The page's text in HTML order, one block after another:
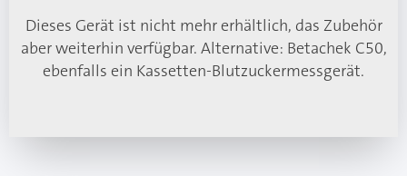
Dieses Gerät ist nicht mehr erhältlich, das Zubehör
aber weiterhin verfügbar. Alternative: Betachek C50,
ebenfalls ein Kassetten-Blutzuckermessgerät.